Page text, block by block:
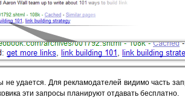
не удается. Для рекламодателей видимо часть
эти запросы планируют отдавать бесплатно.